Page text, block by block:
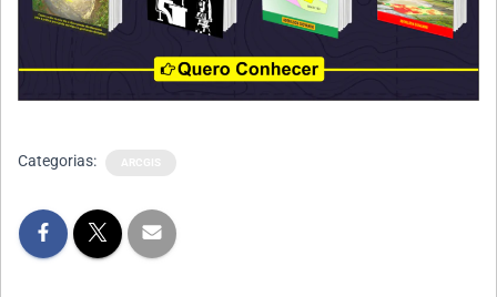
Categorias: